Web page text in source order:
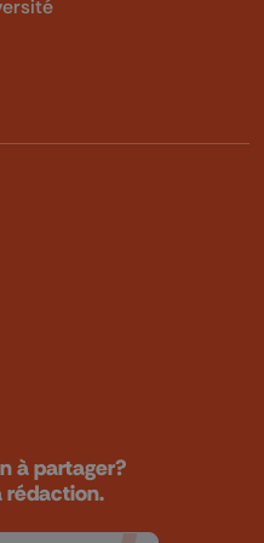
à partager?
rédaction.